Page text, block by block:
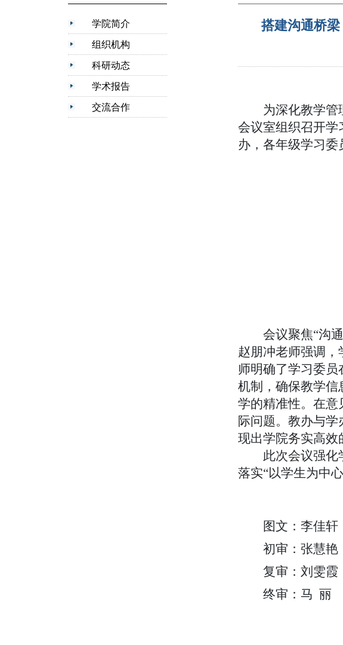
学院简介
组织机构
科研动态
学术报告
交流合作
搭建沟通桥
为深化教学管
会议室组织召开学
办，各年级学习委
会议聚焦“沟
赵朋冲老师强调
师明确了学习委
机制，确保教学信
学的精准性。在意
际问题。教办与
现出学院务实高效
此次会议强化
落实“以学生为中
图文：李佳轩
初审：张慧艳
复审：刘雯霞
终审：马 丽